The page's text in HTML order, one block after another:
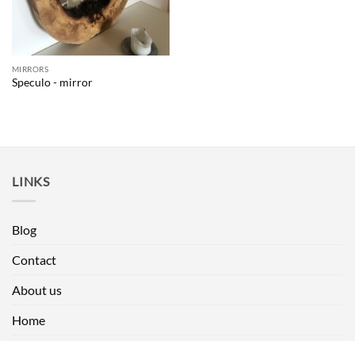
MIRRORS
Speculo - mirror
LINKS
Blog
Contact
About us
Home